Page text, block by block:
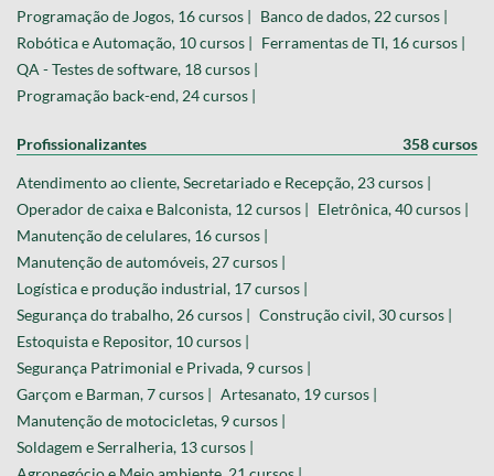
Programação de Jogos, 16 cursos | Banco de dados, 22 cursos |
Robótica e Automação, 10 cursos | Ferramentas de TI, 16 cursos |
QA - Testes de software, 18 cursos |
Programação back-end, 24 cursos |
Profissionalizantes 358 cursos
Atendimento ao cliente, Secretariado e Recepção, 23 cursos |
Operador de caixa e Balconista, 12 cursos | Eletrônica, 40 cursos |
Manutenção de celulares, 16 cursos |
Manutenção de automóveis, 27 cursos |
Logística e produção industrial, 17 cursos |
Segurança do trabalho, 26 cursos | Construção civil, 30 cursos |
Estoquista e Repositor, 10 cursos |
Segurança Patrimonial e Privada, 9 cursos |
Garçom e Barman, 7 cursos | Artesanato, 19 cursos |
Manutenção de motocicletas, 9 cursos |
Soldagem e Serralheria, 13 cursos |